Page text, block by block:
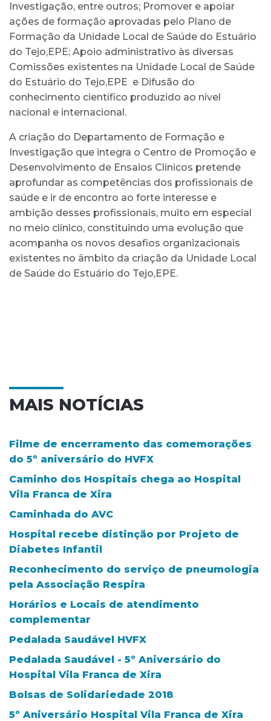
Investigação, entre outros; Promover e apoiar
ações de formação aprovadas pelo Plano de
Formação da Unidade Local de Saúde do Estuário
do Tejo,EPE; Apoio administrativo às diversas
Comissões existentes na Unidade Local de Saúde
do Estuário do Tejo,EPE e Difusão do
conhecimento científico produzido ao nível
nacional e internacional.
A criação do Departamento de Formação e
Investigação que integra o Centro de Promoção e
Desenvolvimento de Ensaios Clínicos pretende
aprofundar as competências dos profissionais de
saúde e ir de encontro ao forte interesse e
ambição desses profissionais, muito em especial
no meio clínico, constituindo uma evolução que
acompanha os novos desafios organizacionais
existentes no âmbito da criação da Unidade Local
de Saúde do Estuário do Tejo,EPE.
MAIS NOTÍCIAS
Filme de encerramento das comemorações
do 5º aniversário do HVFX
Caminho dos Hospitais chega ao Hospital
Vila Franca de Xira
Caminhada do AVC
Hospital recebe distinção por Projeto de
Diabetes Infantil
Reconhecimento do serviço de pneumologia
pela Associação Respira
Horários e Locais de atendimento
complementar
Pedalada Saudável HVFX
Pedalada Saudável - 5º Aniversário do
Hospital Vila Franca de Xira
Bolsas de Solidariedade 2018
5º Aniversário Hospital Vila Franca de Xira